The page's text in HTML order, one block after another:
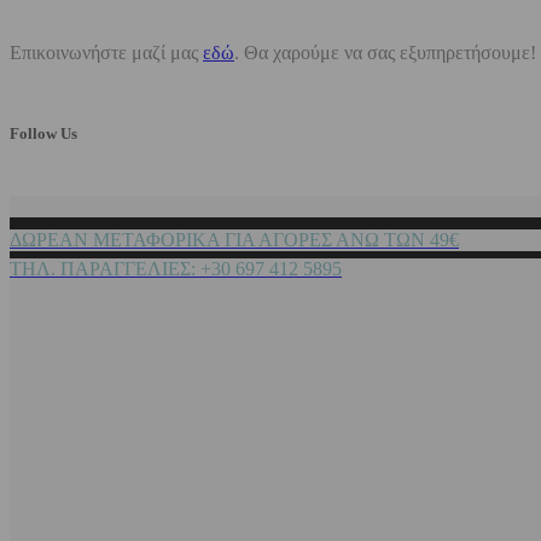
Επικοινωνήστε μαζί μας εδώ. Θα χαρούμε να σας εξυπηρετήσουμε!
Follow Us
ΔΩΡΕΑΝ ΜΕΤΑΦΟΡΙΚΑ ΓΙΑ ΑΓΟΡΕΣ ΑΝΩ ΤΩΝ 49€
ΤΗΛ. ΠΑΡΑΓΓΕΛΙΕΣ: +30 697 412 5895